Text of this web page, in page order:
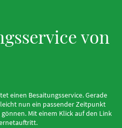
von
einen Besaitungsservice. Gerade
nun ein passender Zeitpunkt
Mit einem Klick auf den Link